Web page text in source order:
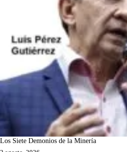
Los Siete Demonios de la Minería